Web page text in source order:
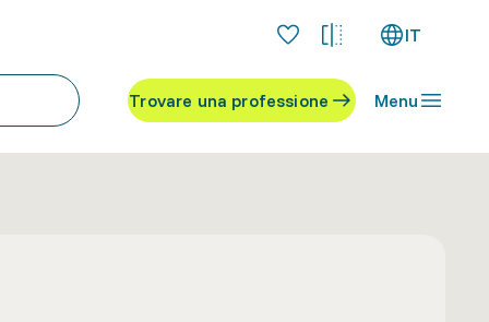
IT
Trovare una professione Menu